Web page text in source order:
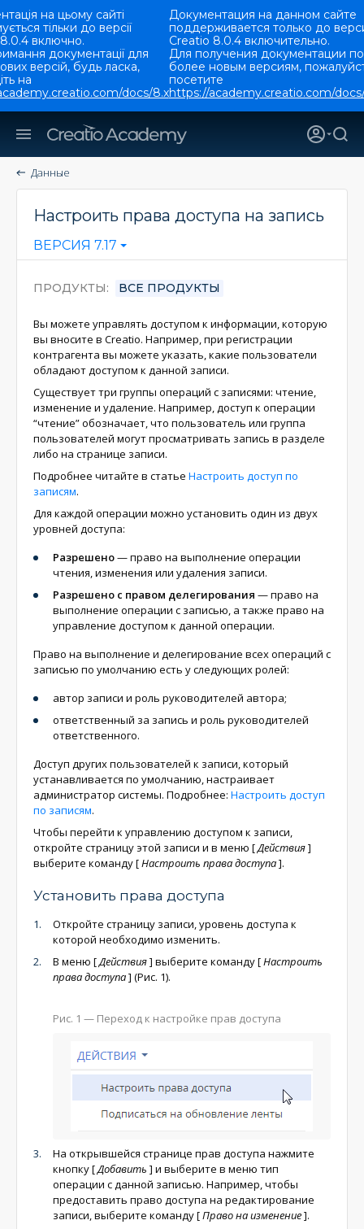
на цьому сайті
тільки до версії
включно.
документації для
версій, будь ласка,
на
docs/8.x
Документация на данном сайте
поддерживается только до
Creatio 8.0.4 включительно.
Для получения документации по
более новым версиям,
посетите
https://academy.creatio.com/
Данные
Настроить права доступа на запись
ВЕРСИЯ 7.17
ПРОДУКТЫ ВСЕ ПРОДУКТЫ
Вы можете управлять доступом к информации, которую
вы вносите в Creatio. Например, при регистрации
контрагента вы можете указать, какие пользователи
обладают доступом к данной записи.
Существует три группы операций с записями: чтение,
изменение и удаление. Например, доступ к операции
“чтение” обозначает, что пользователь или группа
пользователей могут просматривать запись в разделе
либо на странице записи.
Подробнее читайте в статье Настроить доступ по
записям.
Для каждой операции можно установить один из двух
уровней доступа:
Разрешено— право на выполнение операции
чтения, изменения или удаления записи.
Разрешено с правом делегирования — право на
выполнение операции с записью, а также право на
управление доступом к данной операции.
Право на выполнение и делегирование всех операций с
записью по умолчанию есть у следующих ролей:
автор записи и роль руководителей автора;
ответственный за запись и роль руководителей
ответственного.
Доступ других пользователей к записи, который
устанавливается по умолчанию, настраивает
администратор системы. Подробнее: Настроить доступ
по записям.
Чтобы перейти к управлению доступом к записи,
откройте страницу этой записи и в меню [Действия]
выберите команду[Настроить права доступа].
Установить права доступа
Откройте страницу записи, уровень доступа к
которой необходимо изменить.
В меню [Действия] выберите команду[Настроить
права доступа] (Рис. 1).
Рис. 1 — Переход к настройке прав доступа
На открывшейся странице прав доступа нажмите
кнопку[Добавить ] и выберите в меню тип
операции с данной записью. Например, чтобы
предоставить право доступа на редактирование
записи, выберите команду[Право на изменение].